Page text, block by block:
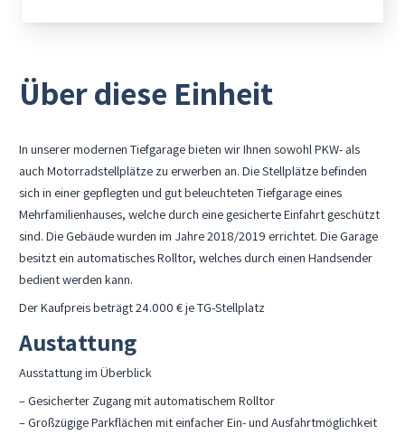
Über diese Einheit
In unserer modernen Tiefgarage bieten wir Ihnen sowohl PKW- als
auch Motorradstellplätze zu erwerben an. Die Stellplätze befinden
sich in einer gepflegten und gut beleuchteten Tiefgarage eines
Mehrfamilienhauses, welche durch eine gesicherte Einfahrt geschützt
sind. Die Gebäude wurden im Jahre 2018/2019 errichtet. Die Garage
besitzt ein automatisches Rolltor, welches durch einen Handsender
bedient werden kann.
Der Kaufpreis beträgt 24.000 € je TG-Stellplatz
Austattung
Ausstattung im Überblick
– Gesicherter Zugang mit automatischem Rolltor
– Großzügige Parkflächen mit einfacher Ein- und Ausfahrtmöglichkeit